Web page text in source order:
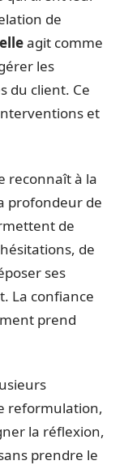
de
agit comme
les
du client. Ce
et
reconnaît à la
profondeur de
de
de
ses
La confiance
prend
reformulation,
la réflexion,
prendre le